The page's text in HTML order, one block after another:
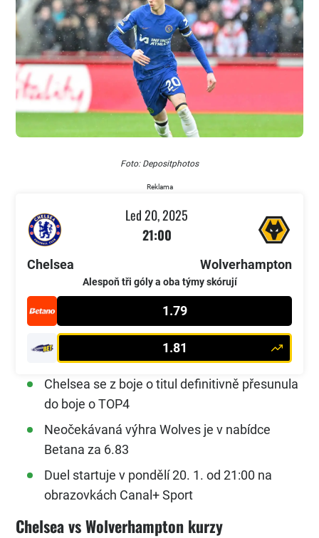
Foto: Depositphotos
Reklama
Chelsea
Led 20, 2025
21:00
Alespoň tři góly a oba týmy skórují
Wolverhampton
1.79
1.81
Chelsea se z boje o titul definitivně přesunula
do boje o TOP4
Neočekávaná výhra Wolves je v nabídce
Betana za 6.83
Duel startuje v pondělí 20. 1. od 21:00 na
obrazovkách Canal+ Sport
Chelsea vs Wolverhampton kurzy